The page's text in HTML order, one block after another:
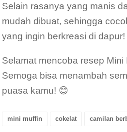
Selain rasanya yang manis
mudah dibuat, sehingga
yang ingin berkreasi di dapur!
Selamat mencoba resep Mini
Semoga bisa menambah
puasa kamu! 😊
mini muffin cokelat camilan